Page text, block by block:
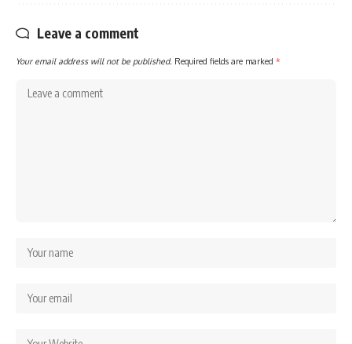
Leave a comment
Your email address will not be published. Required fields are marked *